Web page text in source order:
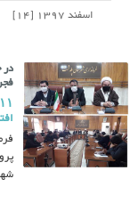
اسفند 1397 [14]